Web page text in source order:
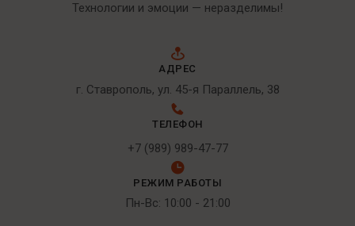
Технологии и эмоции — неразделимы!
АДРЕС
г. Ставрополь, ул. 45-я Параллель, 38
ТЕЛЕФОН
+7 (989) 989-47-77
РЕЖИМ РАБОТЫ
Пн-Вс: 10:00 - 21:00